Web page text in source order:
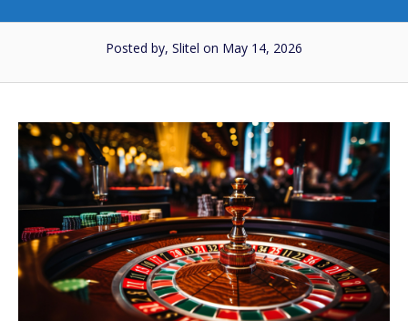
Posted by, Slitel on May 14, 2026